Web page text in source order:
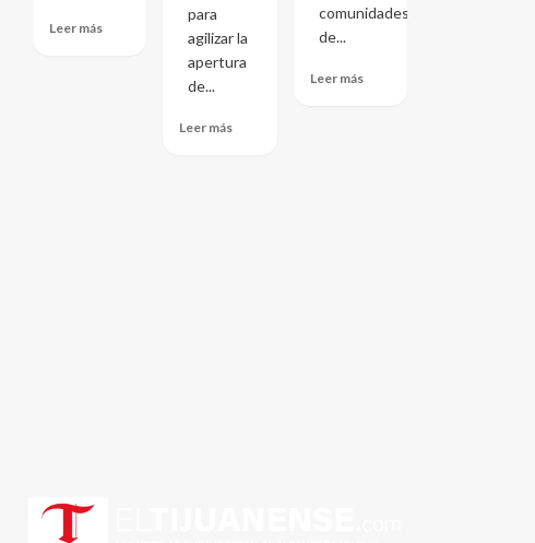
Leer más
para
agilizar la
apertura
de...
Leer más
comunidades
de...
Leer más